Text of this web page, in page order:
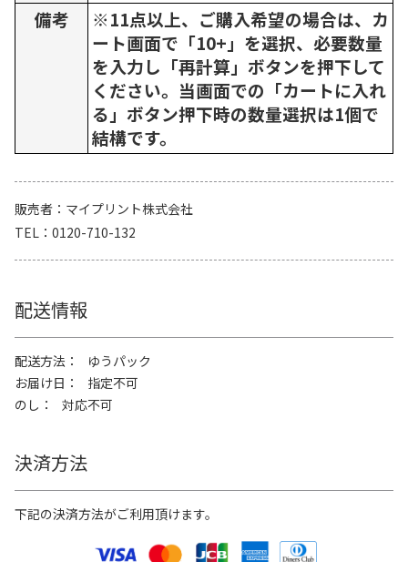
備考
※11点以上、ご購入希望の場合は、カ
ート画面で「10+」を選択、必要数量
を入力し「再計算」ボタンを押下して
ください。当画面での「カートに入れ
る」ボタン押下時の数量選択は1個で
結構です。
販売者
マイプリント株式会社
TEL
0120-710-132
配送情報
配送方法
ゆうパック
お届け日
指定不可
のし
対応不可
決済方法
下記の決済方法がご利用頂けます。